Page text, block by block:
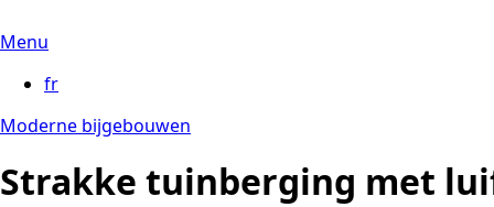
Menu
fr
Moderne bijgebouwen
Strakke tuinberging met